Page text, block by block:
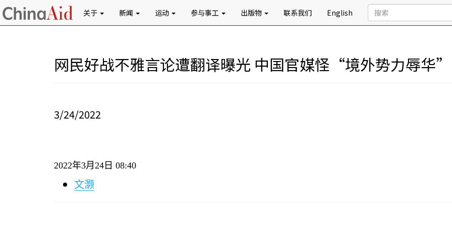
关于 新闻 运动 参与事工 出版物 联系我们 English
网民好战不雅言论遭翻译曝光 中国官媒怪“境外势力辱华”
3/24/2022
2022年3月 24 日 08:40
文灏